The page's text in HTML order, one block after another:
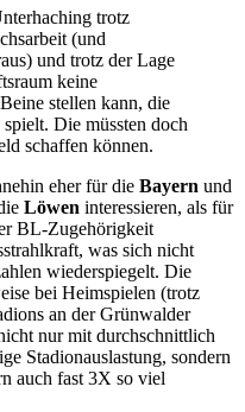
trotz
(und
und trotz der Lage
keine
stellen kann, die
Die müssten doch
schaffen können.
eher für die Bayern und
Löwen interessieren, als für
BL-Zugehörigkeit
was sich nicht
wiederspiegelt. Die
bei Heimspielen (trotz
an der Grünwalder
nur mit durchschnittlich
Stadionauslastung, sondern
auch fast 3X so viel